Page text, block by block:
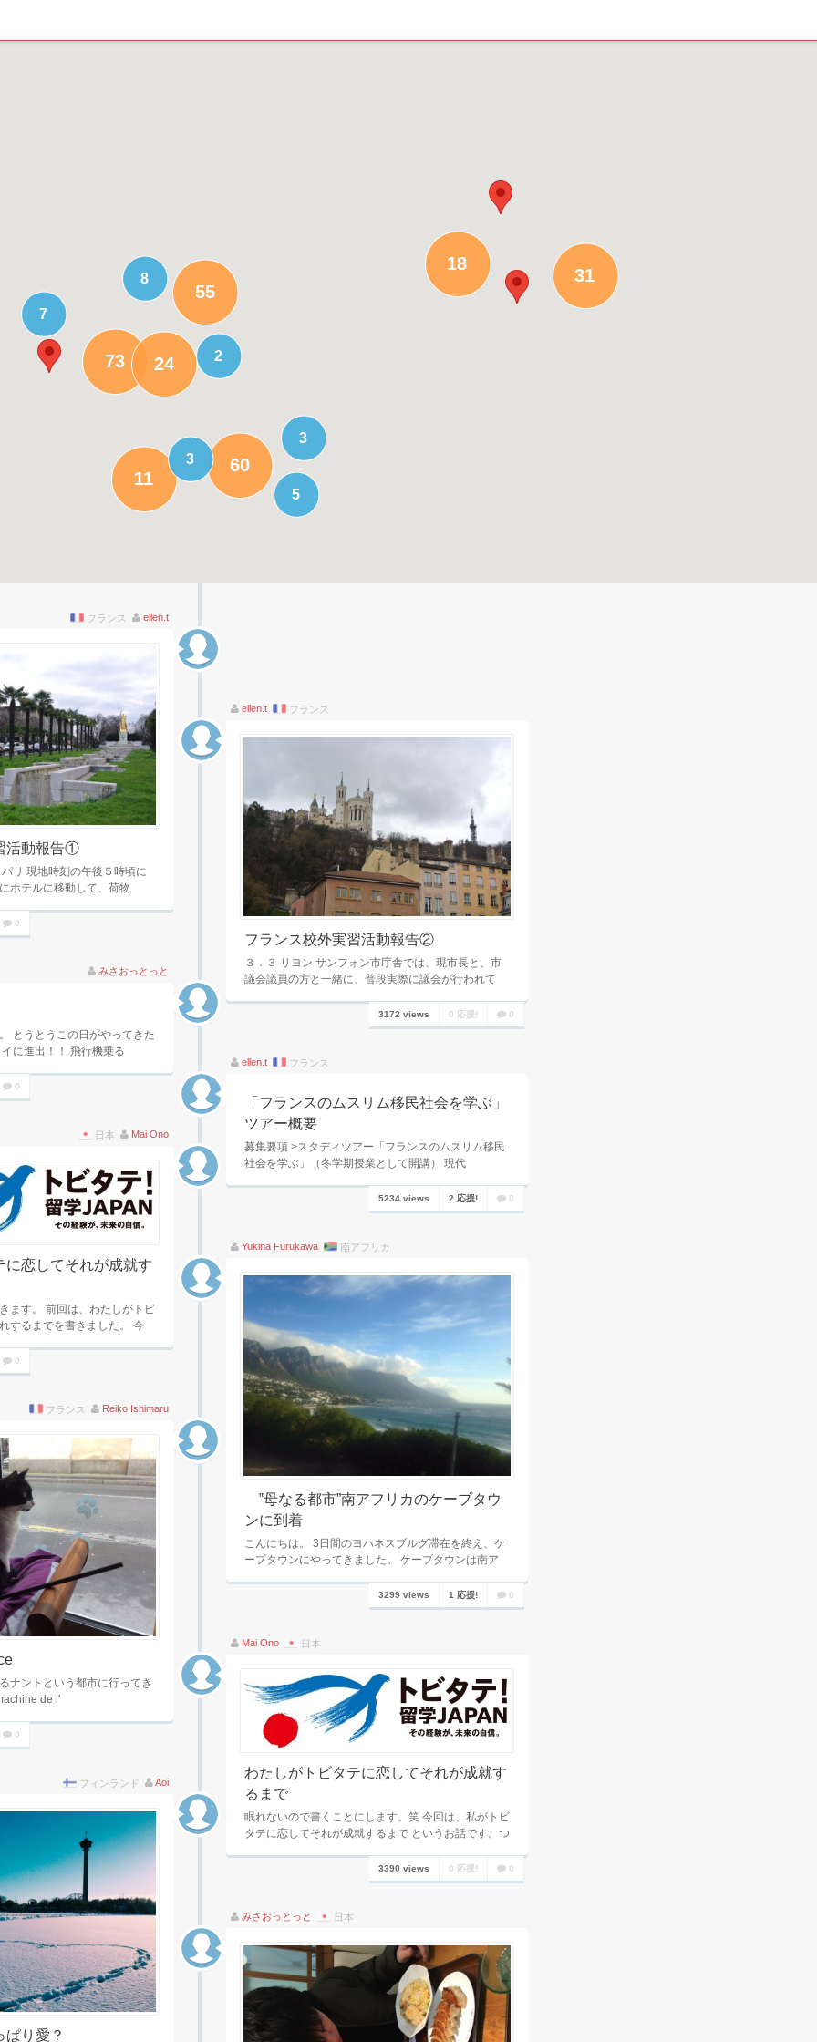
18
73
55
5
24
7
60
31
11
8
3
2
3
活動報告①
リ 現地時刻の午後５時頃に
ホテルに移動して、荷物
ellen.t
フランス
0
フランス校外実習活動報告②
３．３ リヨン サンフォン市庁舎では、現市長と、市
議会議員の方と一緒に、普段実際に議会が行われて
ellen.t フランス
3172 views 0 応援! 0
とうとうこの日がやってきた
に進出！！ 飛行機乗る
みさおっとっと
0
「フランスのムスリム移民社会を学ぶ」
ツアー概要
募集要項 >スタディツアー「フランスのムスリム移民
社会を学ぶ」（冬学期授業として開講） 現代
ellen.t フランス
5234 views 2 応援! 0
に恋してそれが成就す
ます。 前回は、わたしがトビ
するまでを書きました。 今
Mai Ono
日本
0
‟母なる都市”南アフリカのケープタウ
ンに到着
こんにちは。 3日間のヨハネスブルグ滞在を終え、ケ
ープタウンにやってきました。 ケープタウンは南ア
Yukina Furukawa 南アフリカ
3299 views 1 応援! 0
ナントという都市に行ってき
de l'
Reiko Ishimaru
フランス
0
わたしがトビタテに恋してそれが成就す
るまで
眠れないので書くことにします。笑 今回は、私がトビ
タテに恋してそれが成就するまで というお話です。つ
Mai Ono 日本
3390 views 0 応援! 0
ぱり愛？
Aoi
フィンランド
みさおっとっと 日本